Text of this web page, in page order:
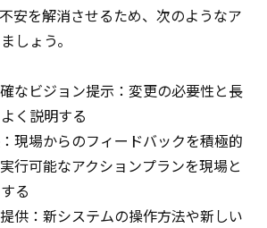
安を解消させるため、次のようなア
しょう。
なビジョン提示：変更の必要性と長
く説明する
現場からのフィードバックを積極的
行可能なアクションプランを現場と
る
供：新システムの操作方法や新しい